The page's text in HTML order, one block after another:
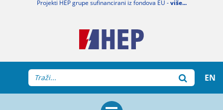
Projekti HEP grupe sufinancirani iz fondova EU -više...
EN